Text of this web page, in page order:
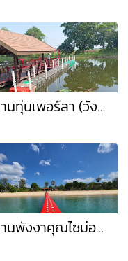
งานทุ่นเพอร์ลา (วังน้อย)
งานพังงาคุณไซม่อน(เพอร์ลา)